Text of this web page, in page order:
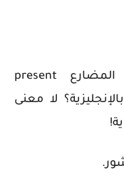
present
بالإنجليزية؟ لا معنى